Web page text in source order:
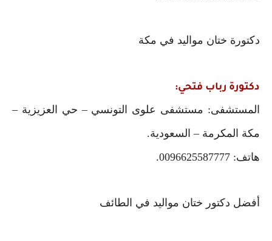
دكتورة ختان مواليد في مكة
دكتورة رباب فتحي:
المستشفى: مستشفى علوى التونسي – حي العزيزية –
مكة المكرمة – السعودية.
هاتف: 0096625587777.
أفضل دكتور ختان مواليد في الطائف